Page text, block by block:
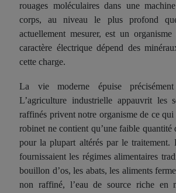
rouages moléculaires dans une
corps, au niveau le plus profond
actuellement mesurer, est un
caractère électrique dépend des
cette charge.
La vie moderne épuise précisément
L’agriculture industrielle appauvrit les
raffinés privent notre organisme de ce qui
robinet ne contient qu’une faible quantité
pour la plupart altérés par le traitement.
fournissaient les régimes alimentaires
bouillon d’os, les abats, les aliments
non raffiné, l’eau de source riche en